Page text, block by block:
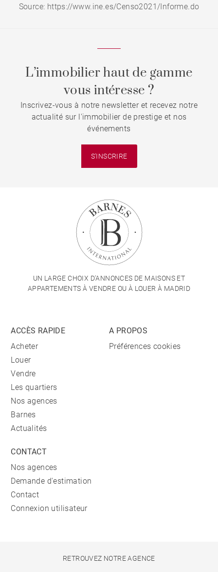
Source: https://www.ine.es/Censo2021/Informe.do
L’immobilier haut de gamme
vous intéresse ?
Inscrivez-vous à notre newsletter et recevez notre
actualité sur l'immobilier de prestige et nos
événements
S'INSCRIRE
UN LARGE CHOIX D'ANNONCES DE MAISONS ET
APPARTEMENTS À VENDRE OU À LOUER À MADRID
ACCÈS RAPIDE
Acheter
Louer
Vendre
Les quartiers
Nos agences
Barnes
Actualités
A PROPOS
Préférences cookies
CONTACT
Nos agences
Demande d'estimation
Contact
Connexion utilisateur
RETROUVEZ NOTRE AGENCE